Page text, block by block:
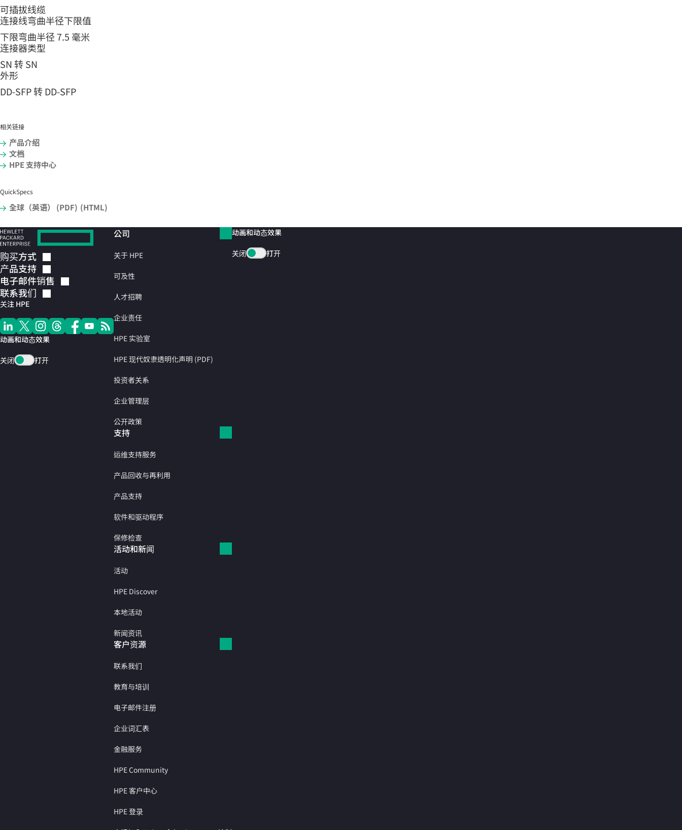
可插拔线缆
连接线弯曲半径下限值
下限弯曲半径 7.5 毫米
连接器类型
SN 转 SN
外形
DD-SFP 转 DD-SFP
相关链接
产品介绍
文档
HPE 支持中心
QuickSpecs
全球（英语） (PDF) (HTML)
购买方式
产品支持
电子邮件销售
联系我们
关注 HPE
动画和动态效果
关闭 打开
公司
关于 HPE
可及性
人才招聘
企业责任
HPE 实验室
HPE 现代奴隶透明化声明 (PDF)
投资者关系
企业管理层
公开政策
支持
运维支持服务
产品回收与再利用
产品支持
软件和驱动程序
保修检查
活动和新闻
活动
HPE Discover
本地活动
新闻资讯
客户资源
联系我们
教育与培训
电子邮件注册
企业词汇表
金融服务
HPE Community
HPE 客户中心
HPE 登录
动画和动态效果
关闭 打开